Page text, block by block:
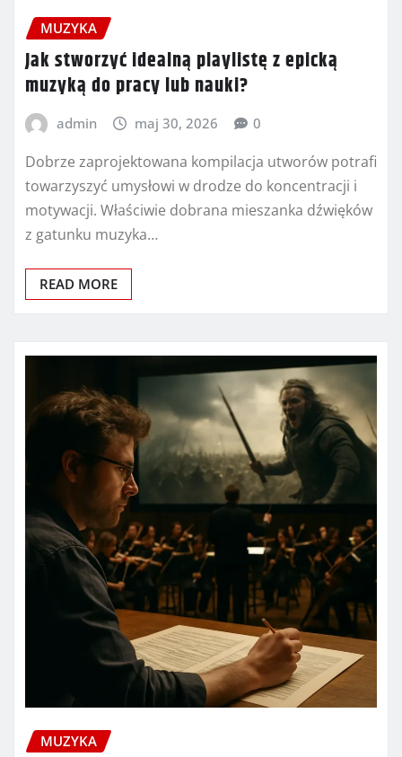
MUZYKA
Jak stworzyć idealną playlistę z epicką
muzyką do pracy lub nauki?
admin maj 30, 2026 0
Dobrze zaprojektowana kompilacja utworów potrafi
towarzyszyć umysłowi w drodze do koncentracji i
motywacji. Właściwie dobrana mieszanka dźwięków
z gatunku muzyka…
READ MORE
MUZYKA